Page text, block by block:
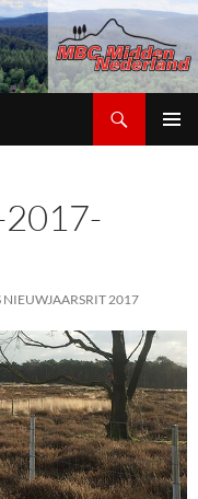
2017-
NIEUWJAARSRIT 2017